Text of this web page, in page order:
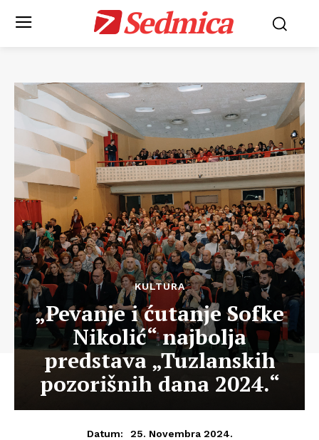
Sedmica
KULTURA
„Pevanje i ćutanje Sofke
Nikolić“ najbolja
predstava „Tuzlanskih
pozorišnih dana 2024.“
Datum: 25. Novembra 2024.